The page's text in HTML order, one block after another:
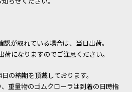
が取れている場合は、当日出荷。
になりますのでご注意ください。
の納期を頂戴しております。
重量物のゴムクローラは到着の日時指